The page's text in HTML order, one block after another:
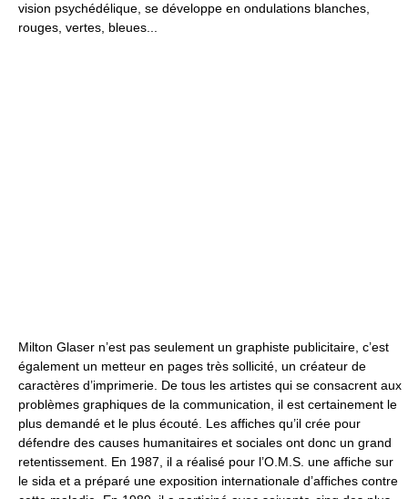
vision psychédélique, se développe en ondulations blanches,
rouges, vertes, bleues...
Milton Glaser n’est pas seulement un graphiste publicitaire, c’est
également un metteur en pages très sollicité, un créateur de
caractères d’imprimerie. De tous les artistes qui se consacrent aux
problèmes graphiques de la communication, il est certainement le
plus demandé et le plus écouté. Les affiches qu’il crée pour
défendre des causes humanitaires et sociales ont donc un grand
retentissement. En 1987, il a réalisé pour l’O.M.S. une affiche sur
le sida et a préparé une exposition internationale d’affiches contre